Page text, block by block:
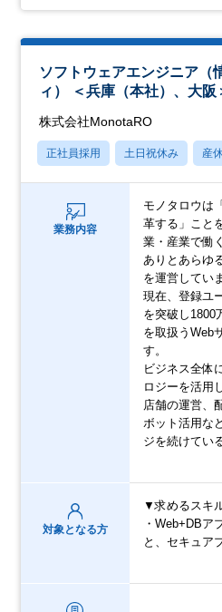
ソフトウェアエンジニア（
ィ） ＜兵庫（本社）、大阪
株式会社MonotaRO
正社員採用 土日祝休み 産
業務内容
モノタロウは
革する」こと
業・産業で働
ありとあらゆ
を運営してい
現在、登録ユ
を突破し1800
を取扱うWeb
す。
ビジネス全体
ロジーを活用
店舗の運営、
ボット活用な
ジを続けてい
対象となる方
▼求めるスキ
・Web+DBア
と、セキュア